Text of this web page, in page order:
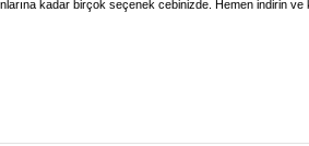
kadar birçok seçenek cebinizde. Hemen indirin ve